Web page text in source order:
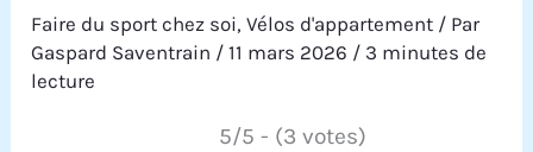
Faire du sport chez soi,Vélos d'appartement / Par
Gaspard Saventrain /11 mars 2026 / 3 minutes de
lecture
5/5 - (3 votes)